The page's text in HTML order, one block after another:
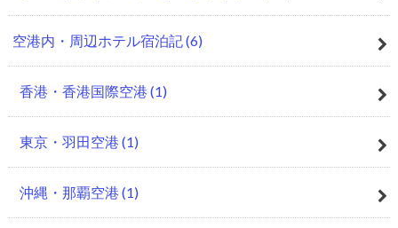
空港内・周辺ホテル宿泊記(6)
香港・香港国際空港 (1)
東京・羽田空港 (1)
沖縄・那覇空港 (1)